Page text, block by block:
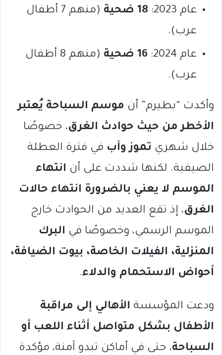
عام 2023: 18 ضحية
(منهم 7 أطفال
عرب).
عام 2024:
16 ضحية
(منهم 8 أطفال
عرب).
وأكدت “بطيرم” أن موسم السباحة يُعتبر
الأخطر من حيث حوادث الغرق، خصوصًا
خلال شهري تموز وآب في فترة العطلة
الصيفية. لكنها شددت على أن انتهاء
الموسم لا يعني بالضرورة انتهاء حالات
الغرق، إذ تقع العديد من الحوادث خارج
الموسم الرسمي، وخصوصًا في البرك
المنزلية، الفيلات الخاصة، بيوت الضيافة،
أحواض الاستحمام والدلاء.
ودعت المؤسسة الأهالي إلى مراقبة
الأطفال بشكل متواصل أثناء اللعب أو
السباحة، حتى في أماكن تبدو آمنة، مؤكدة